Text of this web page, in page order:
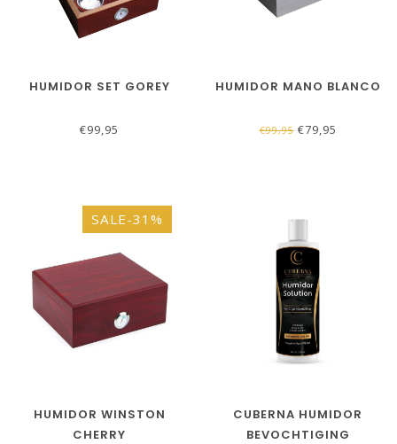
HUMIDOR SET GOREY
€99,95
HUMIDOR MANO BLANCO
€99,95€79,95
SALE-31%
HUMIDOR WINSTON
CHERRY
CUBERNA HUMIDOR
BEVOCHTIGING